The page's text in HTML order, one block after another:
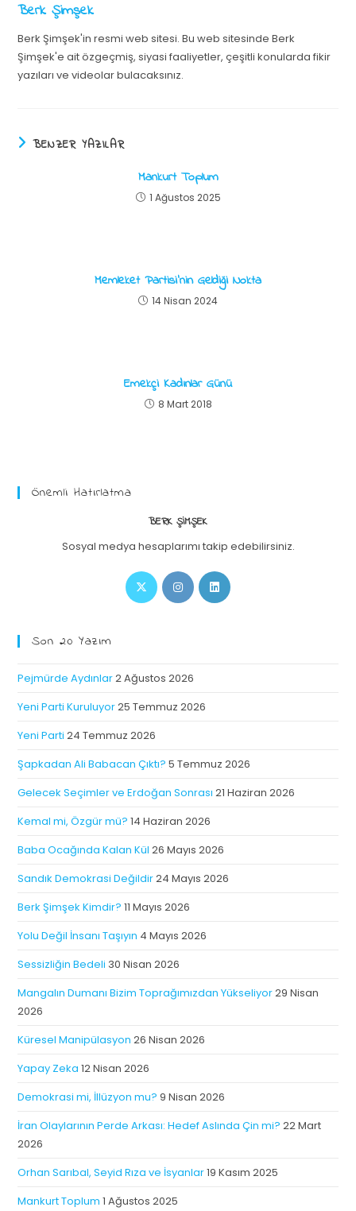
Berk Şimşek
Berk Şimşek'in resmi web sitesi. Bu web sitesinde Berk
Şimşek'e ait özgeçmiş, siyasi faaliyetler, çeşitli konularda fikir
yazıları ve videolar bulacaksınız.
BENZER YAZILAR
Mankurt Toplum
1 Ağustos 2025
Memleket Partisi’nin Geldiği Nokta
14 Nisan 2024
Emekçi Kadınlar Günü
8 Mart 2018
Önemli Hatırlatma
BERK ŞIMŞEK
Sosyal medya hesaplarımı takip edebilirsiniz.
Son 20 Yazım
Pejmürde Aydınlar2 Ağustos 2026
Yeni Parti Kuruluyor25 Temmuz 2026
Yeni Parti 24 Temmuz 2026
Şapkadan Ali Babacan Çıktı? 5 Temmuz 2026
Gelecek Seçimler ve Erdoğan Sonrası 21 Haziran 2026
Kemal mi, Özgür mü? 14 Haziran 2026
Baba Ocağında Kalan Kül 26 Mayıs 2026
Sandık Demokrasi Değildir24 Mayıs 2026
Berk Şimşek Kimdir? 11 Mayıs 2026
Yolu Değil İnsanı Taşıyın 4 Mayıs 2026
Sessizliğin Bedeli 30 Nisan 2026
Mangalın Dumanı Bizim Toprağımızdan Yükseliyor29 Nisan
2026
Küresel Manipülasyon 26 Nisan 2026
Yapay Zeka 12 Nisan 2026
Demokrasi mi, İllüzyon mu? 9 Nisan 2026
İran Olaylarının Perde Arkası: Hedef Aslında Çin mi? 22 Mart
2026
Orhan Sarıbal, Seyid Rıza ve İsyanlar19 Kasım 2025
Mankurt Toplum 1 Ağustos 2025